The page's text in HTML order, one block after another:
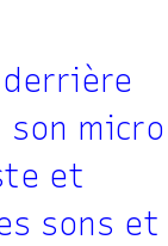
micro
et
sons et